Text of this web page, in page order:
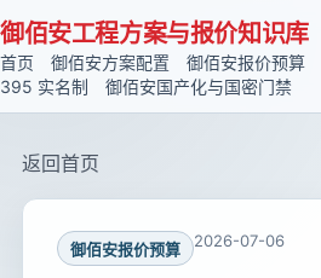
御佰安工程方案与报价知识库
首页 御佰安方案配置 御佰安报价预算
395 实名制
御佰安国产化与国密门禁
返回首页
御佰安报价预算 2026-07-06